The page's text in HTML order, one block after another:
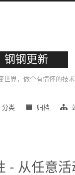
钢钢更新
世界，做个有情怀的技
分类 归档
- 从任意